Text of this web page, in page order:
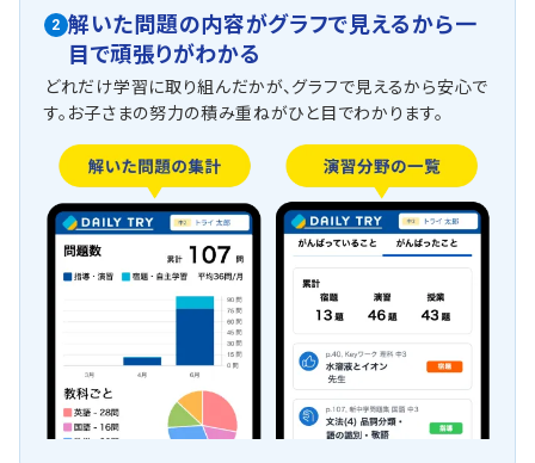
2 解いた問題の内容がグラフで見えるから一
目で頑張りがわかる
どれだけ学習に取り組んだかが、グラフで見えるから安心で
す。お子さまの努力の積み重ねがひと目でわかります。